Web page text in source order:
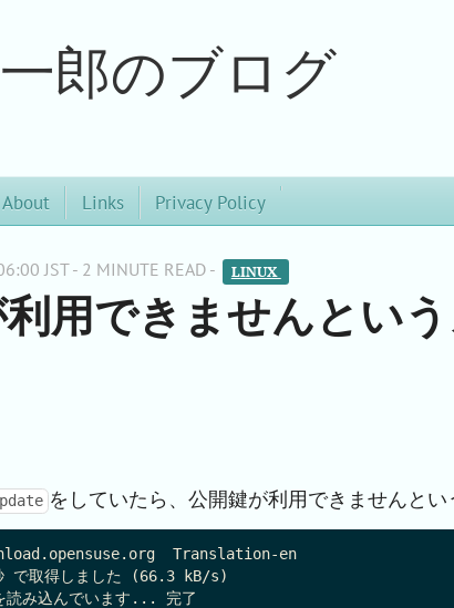
郎のブログ
About Links Privacy Policy
JST - 2 MINUTE READ - LINUX
用できませんとい
をしていたら、公開鍵が利用できませんとい
Translation-en
で取得しました (66.3 kB/s)
読み込んでいます... 完了